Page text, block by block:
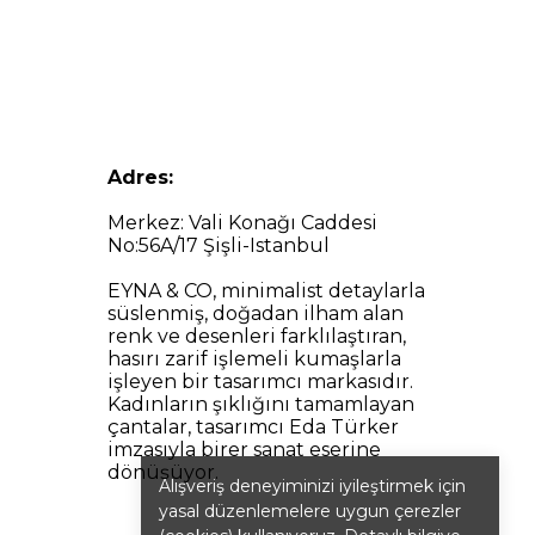
Alışveriş deneyiminizi iyileştirmek için
yasal düzenlemelere uygun çerezler
Adres:
Merkez: Vali Konağı Caddesi
No:56A/17 Şişli-Istanbul
EYNA & CO, minimalist detaylarla
süslenmiş, doğadan ilham alan
renk ve desenleri farklılaştıran,
hasırı zarif işlemeli kumaşlarla
işleyen bir tasarımcı markasıdır.
Kadınların şıklığını tamamlayan
çantalar, tasarımcı Eda Türker
imzasıyla birer sanat eserine
dönüşüyor.